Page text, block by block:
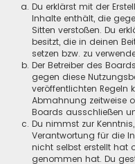
Du erklärst mit der
Inhalte enthält, die
Sitten verstoßen. Du
besitzt, die in deinen
setzen bzw. zu
Der Betreiber des
gegen diese
veröffentlichten Regeln
Abmahnung zeitweise
Boards ausschließen
Du nimmst zur
Verantwortung für die
nicht selbst erstellt hat
genommen hat. Du